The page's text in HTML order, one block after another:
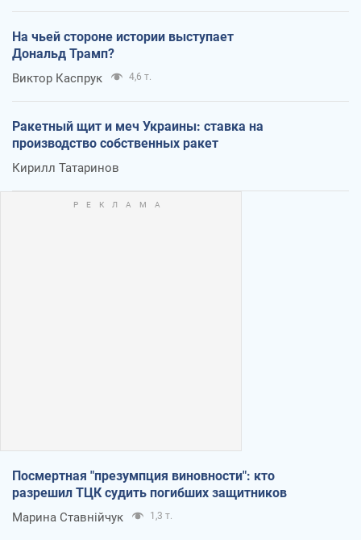
На чьей стороне истории выступает
Дональд Трамп?
Виктор Каспрук 4,6 т.
Ракетный щит и меч Украины: ставка на
производство собственных ракет
Кирилл Татаринов
Посмертная "презумпция виновности": кто
разрешил ТЦК судить погибших защитников
Марина Ставнійчук 1,3 т.